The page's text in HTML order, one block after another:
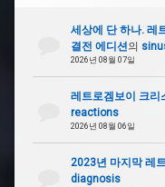
세상에 단 하나. 레
결전 에디션의
2026년 08월 07일
레트로겜보이 크리
reactions
2026년 08월 06일
2023년 마지막 레
diagnosis